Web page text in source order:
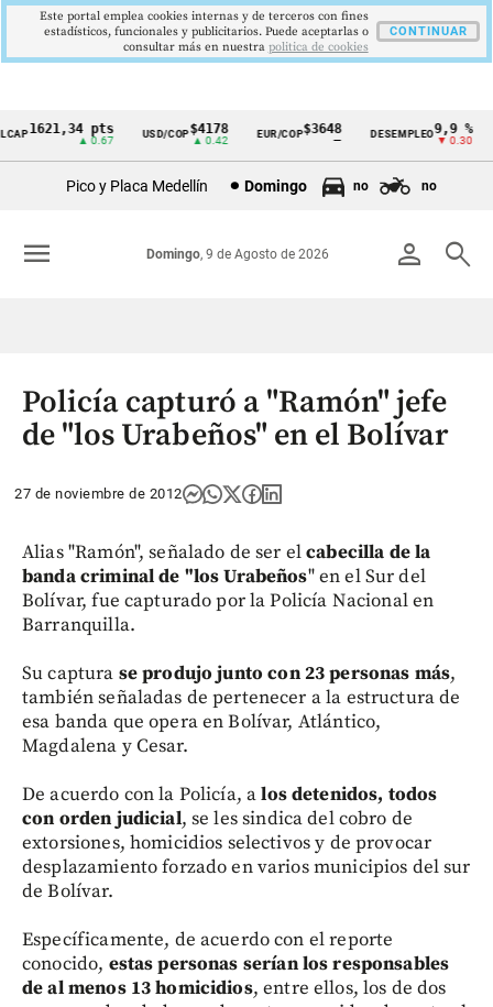
Cintillo
Colombia
1621,34 pts
▲ 0.67
USD/COP$4178
▲ 0.42
EUR/COP$3648 DESEMPLEO 9,9 %
▼ 0.30
Pico y Placa Medellín Domingo no no
person search
Domingo, 9 de Agosto de 2026
menu
Policía capturó a "Ramón" jefe
de "los Urabeños" en el Bolívar
27 de noviembre de 2012
Alias "Ramón", señalado de ser elcabecilla de la
banda criminal de "los Urabeños" en el Sur del
Bolívar, fue capturado por la Policía Nacional en
Barranquilla.
Su captura se produjo junto con 23 personas más,
también señaladas de pertenecer a la estructura de
esa banda que opera en Bolívar, Atlántico,
Magdalena y Cesar.
De acuerdo con la Policía, alos detenidos, todos
con orden judicial, se les sindica del cobro de
extorsiones, homicidios selectivos y de provocar
desplazamiento forzado en varios municipios del sur
de Bolívar.
Específicamente, de acuerdo con el reporte
conocido, estas personas serían los responsables
de al menos 13 homicidios, entre ellos, los de dos
Este portal emplea cookies internas y de terceros con fines
estadísticos, funcionales y publicitarios. Puede aceptarlas o
consultar más en nuestra politica de cookies
CONTINUAR